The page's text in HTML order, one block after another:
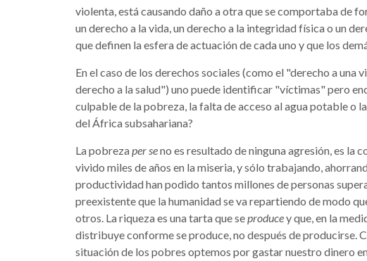
violenta, está causando daño a otra que se comportaba de
un derecho a la vida, un derecho a la integridad física o un
que definen la esfera de actuación de cada uno y que los
En el caso de los derechos sociales (como el "derecho a una
derecho a la salud") uno puede identificar "víctimas" pero
culpable de la pobreza, la falta de acceso al agua potable o
del África subsahariana?
La pobrezaper seno es resultado de ninguna agresión, es la
vivido miles de años en la miseria, y sólo trabajando,
productividad han podido tantos millones de personas
preexistente que la humanidad se va repartiendo de modo
otros. La riqueza es una tarta que seproducey que, en la
distribuye conforme se produce, no después de producirse.
situación de los pobres optemos por gastar nuestro dinero